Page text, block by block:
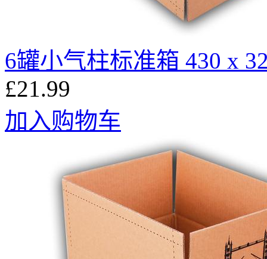
6罐小气柱标准箱 430 x
£21.99
加入购物车